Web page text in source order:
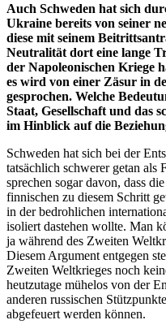
Auch Schweden hat sich
Ukraine bereits von seiner
diese mit seinem
Neutralität dort eine lange
der Napoleonischen Kriege
es wird von einer Zäsur in
gesprochen. Welche
Staat, Gesellschaft und das
im Hinblick auf die
Schweden hat sich bei der
tatsächlich schwerer getan als
sprechen sogar davon, dass
finnischen zu diesem Schritt
in der bedrohlichen
isoliert dastehen wollte. Man
ja während des Zweiten
Diesem Argument entgegen
Zweiten Weltkrieges noch
heutzutage mühelos von der
anderen russischen
abgefeuert werden können.